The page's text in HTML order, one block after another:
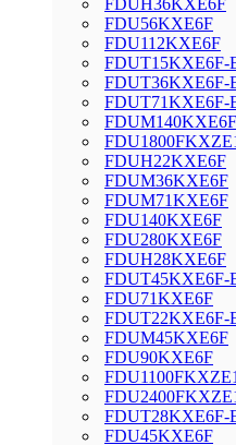
FDUH36KXE6F
FDU56KXE6F
FDU112KXE6F
FDUT15KXE6F-
FDUT36KXE6F-
FDUT71KXE6F-
FDUM140KXE6F
FDUH22KXE6F
FDUM36KXE6F
FDUM71KXE6F
FDU140KXE6F
FDU280KXE6F
FDUH28KXE6F
FDUT45KXE6F-
FDU71KXE6F
FDUT22KXE6F-
FDUM45KXE6F
FDU90KXE6F
FDUT28KXE6F-
FDU45KXE6F